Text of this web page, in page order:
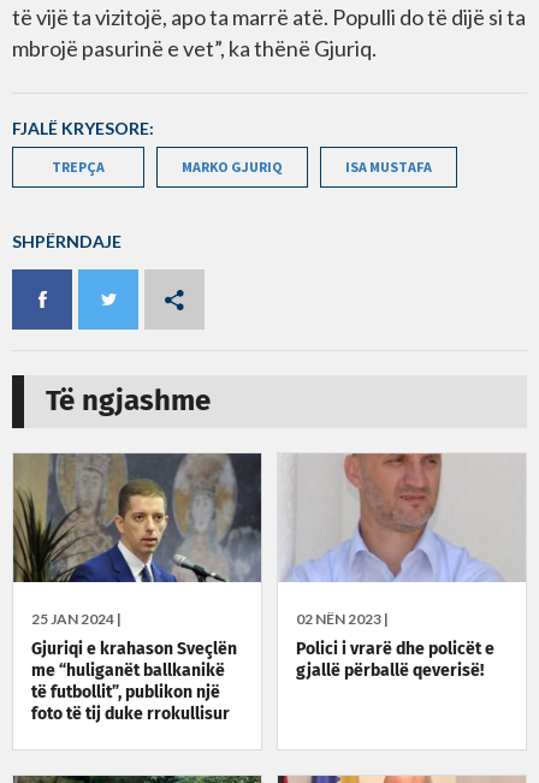
të vijë ta vizitojë, apo ta marrë atë. Populli do të dijë si ta
mbrojë pasurinë e vet”, ka thënë Gjuriq.
FJALË KRYESORE:
TREPÇA MARKO GJURIQ ISA MUSTAFA
SHPËRNDAJE
Të ngjashme
25 JAN 2024 |
Gjuriqi e krahason Sveçlën
me “huliganët ballkanikë
të futbollit”, publikon një
foto të tij duke rrokullisur
02 NËN 2023 |
Polici i vrarë dhe policët e
gjallë përballë qeverisë!